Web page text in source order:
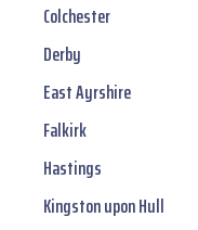
Colchester
Derby
East Ayrshire
Falkirk
Hastings
Kingston upon Hull